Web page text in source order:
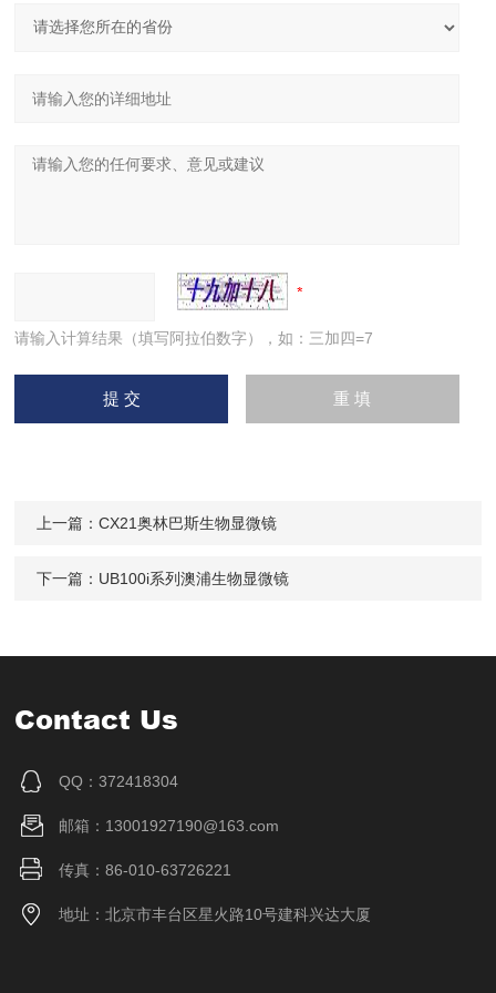
请输入计算结果（填写阿拉伯数字），如：三加四=7
上一篇：CX21奥林巴斯生物显微镜
下一篇： UB100i系列澳浦生物显微镜
Contact Us
QQ：372418304
邮箱：13001927190@163.com
传真：86-010-63726221
地址：北京市丰台区星火路10号建科兴达大厦